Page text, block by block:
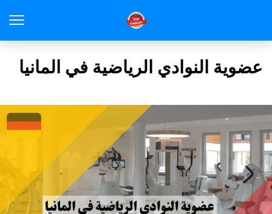
عضوية النوادي الرياضية في المانيا